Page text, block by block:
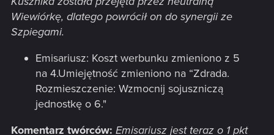
Wiewiórkę, dlatego powrócił on do synergii ze
Szpiegami.
Emisariusz: Koszt werbunku zmieniono z 5
na 4.Umiejętność zmieniono na “Zdrada.
Rozmieszczenie: Wzmocnij sojuszniczą
jednostkę o 6."
Komentarz twórców: Emisariusz jest teraz o 1 pkt